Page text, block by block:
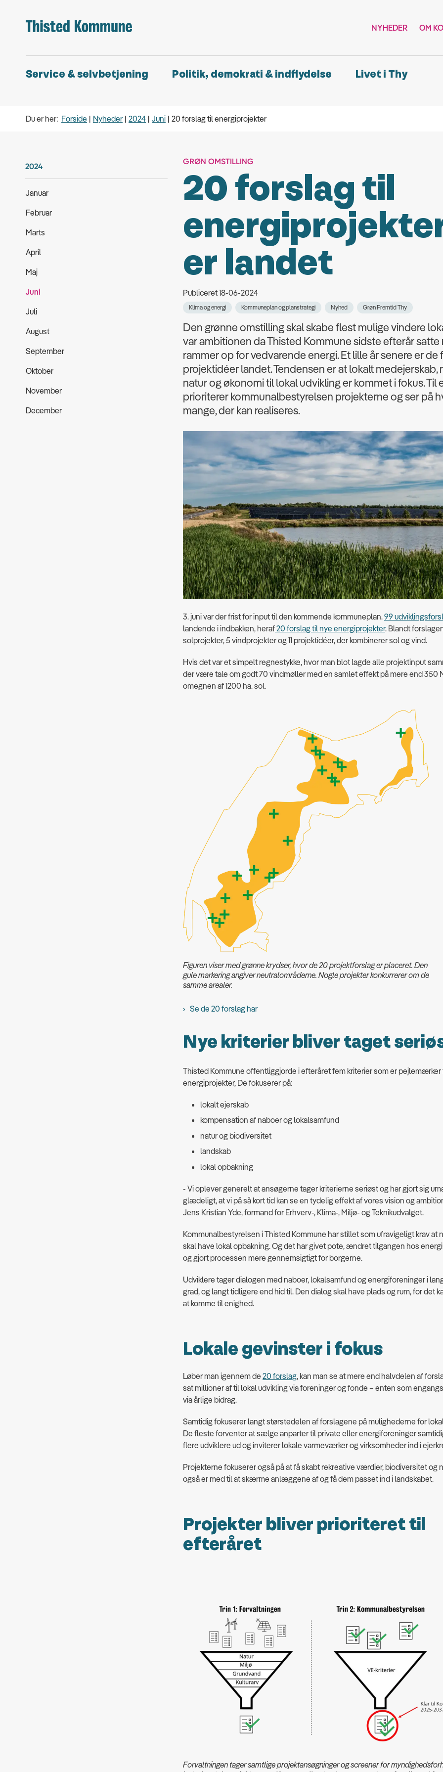
NYHEDER OM
Service & selvbetjening Politik, demokrati & indflydelse Livet i Thy
Du er her: Forside Nyheder 2024 Juni 20 forslag til energiprojekter
2024
Januar
Februar
Marts
April
Maj
Juni
Juli
August
September
Oktober
November
December
GRØN OMSTILLING
20 forslag til
er landet
Publiceret 18-06-2024
Klima og energi Kommuneplan og planstrategi Nyhed Grøn Fremtid Thy
Den grønne omstilling skal skabe flest mulige vindere
var ambitionen da Thisted Kommune sidste efterår satte
rammer op for vedvarende energi. Et lille år senere er de
projektidéer landet. Tendensen er at lokalt medejerskab,
natur og økonomi til lokal udvikling er kommet i fokus. Til
prioriterer kommunalbestyrelsen projekterne og ser på
mange, der kan realiseres.
3. juni var der frist for input til den kommende kommuneplan.99
landende i indbakken, heraf20 forslag til nye energiprojekter. Blandt
solprojekter, 5 vindprojekter og 11 projektidéer, der kombinerer sol og vind.
Hvis det var et simpelt regnestykke, hvor man blot lagde alle projektinput
der være tale om godt 70 vindmøller med en samlet effekt på mere end 350
omegnen af 1200 ha. sol.
Figuren viser med grønne krydser, hvor de 20 projektforslag er placeret. Den
gule markering angiver neutralområderne. Nogle projekter konkurrerer om de
samme arealer.
Se de 20 forslag har
Nye kriterier bliver taget
Thisted Kommune offentliggjorde i efteråret fem kriterier som er pejlemærker
energiprojekter, De fokuserer på:
lokalt ejerskab
kompensation af naboer og lokalsamfund
natur og biodiversitet
landskab
lokal opbakning
- Vi oplever generelt at ansøgerne tager kriterierne seriøst og har gjort sig
glædeligt, at vi på så kort tid kan se en tydelig effekt af vores vision og
Jens Kristian Yde, formand for Erhverv-, Klima-, Miljø- og Teknikudvalget.
Kommunalbestyrelsen i Thisted Kommune har stillet som ufravigeligt krav at
skal have lokal opbakning. Og det har givet pote, ændret tilgangen hos
og gjort processen mere gennemsigtigt for borgerne.
Udviklere tager dialogen med naboer, lokalsamfund og energiforeninger i
grad, og langt tidligere end hid til. Den dialog skal have plads og rum, for det
at komme til enighed.
Lokale gevinster i fokus
Løber man igennem de 20 forslag, kan man se at mere end halvdelen af
sat millioner af til lokal udvikling via foreninger og fonde – enten som
via årlige bidrag.
Samtidig fokuserer langt størstedelen af forslagene på mulighederne for
De fleste forventer at sælge anparter til private eller energiforeninger
flere udviklere ud og inviterer lokale varmeværker og virksomheder ind i
Projekterne fokuserer også på at få skabt rekreative værdier, biodiversitet og
også er med til at skærme anlæggene af og få dem passet ind i landskabet.
Projekter bliver prioriteret til
efteråret
Forvaltningen tager samtlige projektansøgninger og screener for